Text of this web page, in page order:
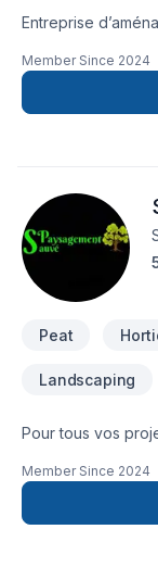
Entreprise
A à Z-trottoir-
piscineTravail
clientèle .
Member Since 2024
Peat
Landscaping
Pour tous vos
Member Since 2024